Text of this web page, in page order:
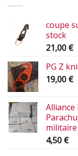
coupe
stock
21,00 €
PG Z
19,00 €
4,50 €